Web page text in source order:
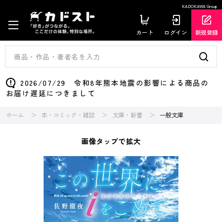
KADOKAWA Group
カート ログイン 新規登録
2026/07/29 令和8年熊本地震の影響による商品の
お届け遅延につきまして
ホーム 本・コミック・雑誌 文庫・新書 一般文庫
画像タップで拡大